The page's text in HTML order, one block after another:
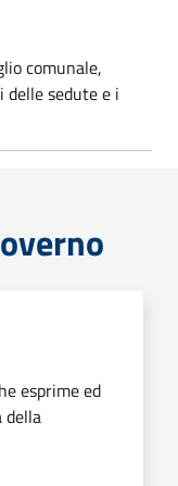
comunale,
delle sedute e i
esprime ed
della